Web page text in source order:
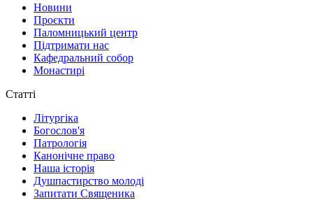
Новини
Проєкти
Паломницький центр
Підтримати нас
Кафедральний собор
Монастирі
Статті
Літургіка
Богослов'я
Патрологія
Канонічне право
Наша історія
Душпастирство молоді
Запитати Священика